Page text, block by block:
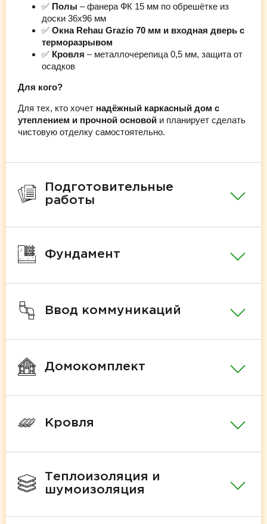
✅ Полы – фанера ФК 15 мм по обрешётке из
доски 36х96 мм
✅ Окна Rehau Grazio 70 мм и входная дверь с
терморазрывом
✅ Кровля – металлочерепица 0,5 мм, защита от
осадков
Для кого?
Для тех, кто хочет надёжный каркасный дом с
утеплением и прочной основой и планирует сделать
чистовую отделку самостоятельно.
Подготовительные
работы
Фундамент
Ввод коммуникаций
Домокомплект
Кровля
Теплоизоляция и
шумоизоляция